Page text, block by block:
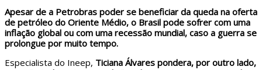
Apesar de a Petrobras poder se beneficiar da queda na oferta
de petróleo do Oriente Médio, o Brasil pode sofrer com uma
inflação global ou com uma recessão mundial, caso a guerra se
prolongue por muito tempo.
Especialista do Ineep, Ticiana Álvares pondera, por outro lado,